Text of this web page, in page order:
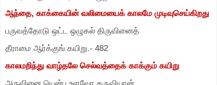
ஆந்தை, காக்கையின் வலிமையைக் காலமே முடிவுசெய்கிறது
பருவத்தோடு ஒட்ட ஒழுகல் திருவினைத்
தீராமை ஆர்க்குங் கயிறு.- 482
காலமறிந்து வாழ்தலே செல்வத்தைக் காக்கும் கயிறு
அருவினை யென்ப உளவோ கருவியான்